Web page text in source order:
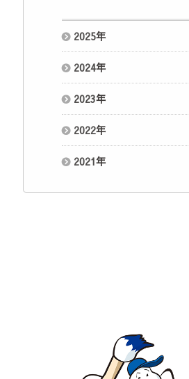
2025年
2024年
2023年
2022年
2021年